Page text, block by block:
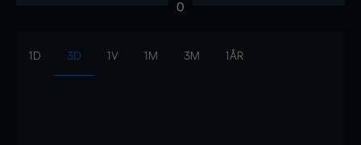
0
1D 3D 1V 1M 3M 1ÅR